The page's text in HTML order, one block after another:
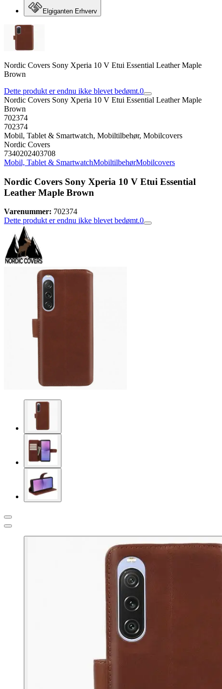
Elgiganten Erhverv
Nordic Covers Sony Xperia 10 V Etui Essential Leather Maple
Brown
Dette produkt er endnu ikke blevet bedømt.0
Nordic Covers Sony Xperia 10 V Etui Essential Leather Maple
Brown
702374
702374
Mobil, Tablet & Smartwatch, Mobiltilbehør, Mobilcovers
Nordic Covers
7340202403708
Mobil, Tablet & SmartwatchMobiltilbehørMobilcovers
Nordic Covers Sony Xperia 10 V Etui Essential
Leather Maple Brown
Varenummer: 702374
Dette produkt er endnu ikke blevet bedømt.0